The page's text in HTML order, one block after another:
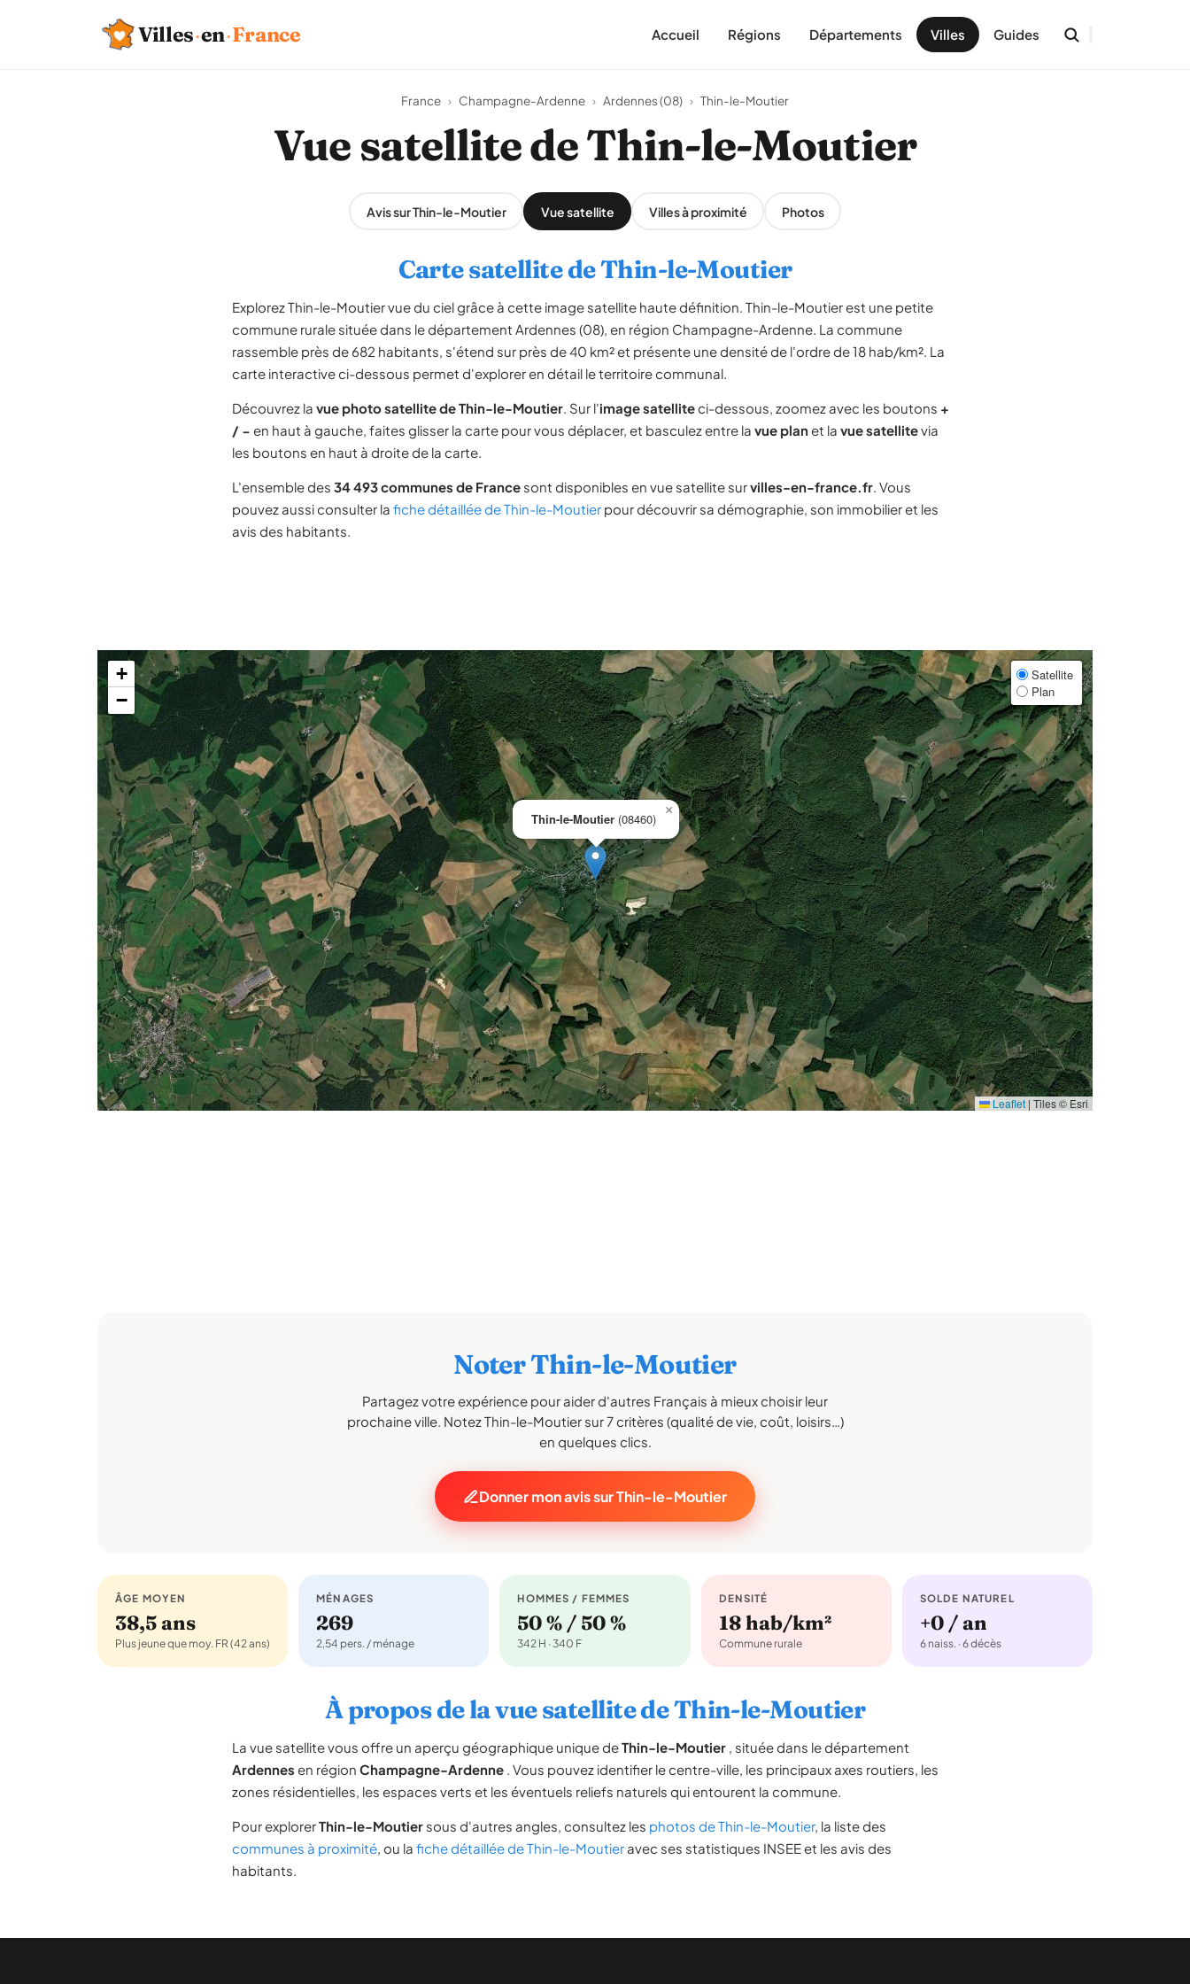
Villes·en·France Accueil Régions Départements Villes Guides
France › Champagne-Ardenne › Ardennes (08) › Thin-le-Moutier
Vue satellite de Thin-le-Moutier
Avis sur Thin-le-Moutier Vue satellite Villes à proximité Photos
Carte satellite de Thin-le-Moutier
Explorez Thin-le-Moutier vue du ciel grâce à cette image satellite haute définition. Thin-le-Moutier est une petite
commune rurale située dans le département Ardennes (08), en région Champagne-Ardenne. La commune
rassemble près de 682 habitants, s'étend sur près de 40 km² et présente une densité de l'ordre de 18 hab/km². La
carte interactive ci-dessous permet d'explorer en détail le territoire communal.
Découvrez la vue photo satellite de Thin-le-Moutier. Sur l'image satelliteci-dessous, zoomez avec les boutons +
/ − en haut à gauche, faites glisser la carte pour vous déplacer, et basculez entre la vue planet la vue satellitevia
les boutons en haut à droite de la carte.
L'ensemble des 34 493 communes de France sont disponibles en vue satellite survilles-en-france.fr. Vous
pouvez aussi consulter la fiche détaillée de Thin-le-Moutier pour découvrir sa démographie, son immobilier et les
avis des habitants.
Thin-le-Moutier (08460)
×
+
−
Satellite
Plan
Leaflet | Tiles © Esri
Noter Thin-le-Moutier
Partagez votre expérience pour aider d'autres Français à mieux choisir leur
prochaine ville. Notez Thin-le-Moutier sur 7 critères (qualité de vie, coût, loisirs…)
en quelques clics.
Donner mon avis sur Thin-le-Moutier
ÂGE MOYEN
38,5 ans
Plus jeune que moy. FR (42 ans)
MÉNAGES
269
2,54 pers. / ménage
HOMMES / FEMMES
50 % / 50 %
342 H · 340 F
DENSITÉ
18 hab/km²
Commune rurale
SOLDE NATUREL
+0 / an
6 naiss. · 6 décès
À propos de la vue satellite de Thin-le-Moutier
La vue satellite vous offre un aperçu géographique unique deThin-le-Moutier , située dans le département
Ardennes en région Champagne-Ardenne . Vous pouvez identifier le centre-ville, les principaux axes routiers, les
zones résidentielles, les espaces verts et les éventuels reliefs naturels qui entourent la commune.
Pour explorerThin-le-Moutier sous d'autres angles, consultez les photos de Thin-le-Moutier, la liste des
communes à proximité, ou la fiche détaillée de Thin-le-Moutier avec ses statistiques INSEE et les avis des
habitants.